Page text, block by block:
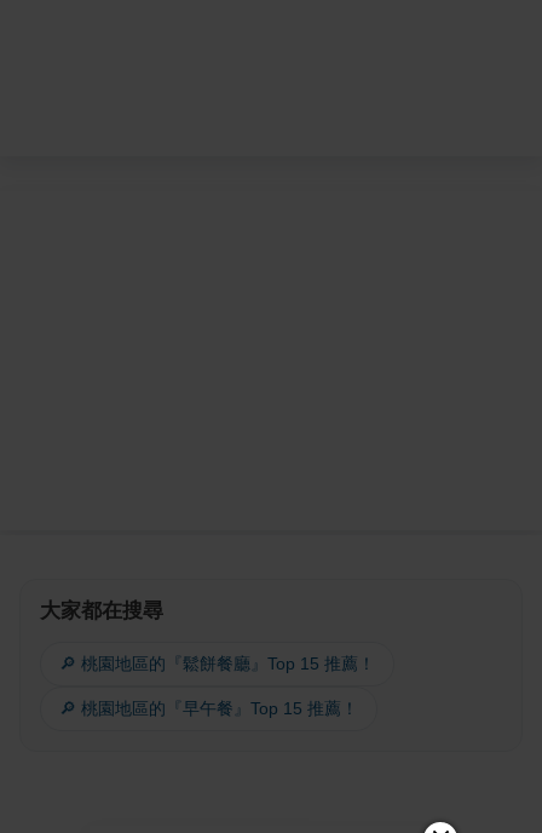
大家都在搜尋
🔎 桃園地區的『鬆餅餐廳』Top 15 推薦！
🔎 桃園地區的『早午餐』Top 15 推薦！